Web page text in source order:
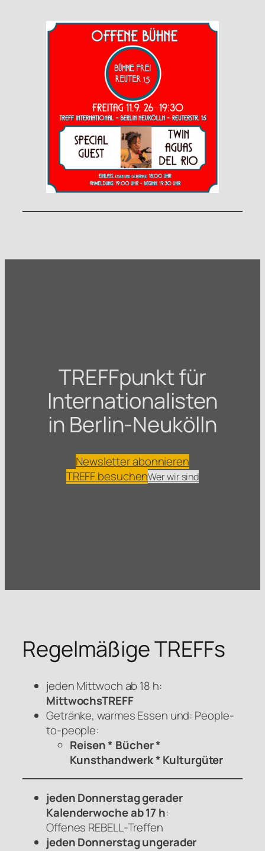
TREFFpunkt für
Internationalisten
in Berlin-Neukölln
Newsletter abonnieren
TREFF besuchenWer wir sind
Regelmäßige TREFFs
jeden Mittwoch ab 18 h:
MittwochsTREFF
Getränke, warmes Essen und: People-
to-people:
Reisen * Bücher *
Kunsthandwerk * Kulturgüter
jeden Donnerstag gerader
Kalenderwoche ab 17 h:
Offenes REBELL-Treffen
jeden Donnerstag ungerader